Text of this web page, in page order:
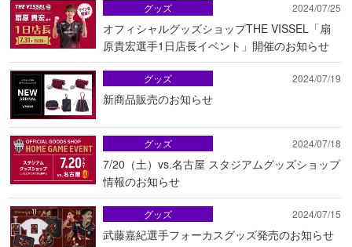
2024/07/25
オフィシャルグッズショップTHE VISSEL「扇
原貴宏選手1日店長イベント」開催のお知らせ
グッズ
2024/07/19
新商品販売のお知らせ
グッズ
2024/07/18
7/20（土）vs.名古屋 スタジアムグッズショップ
情報のお知らせ
グッズ
2024/07/15
武藤嘉紀選手フォーカスグッズ発売のお知らせ
グッズ